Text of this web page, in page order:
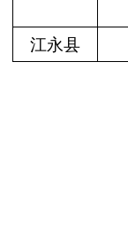
江永县